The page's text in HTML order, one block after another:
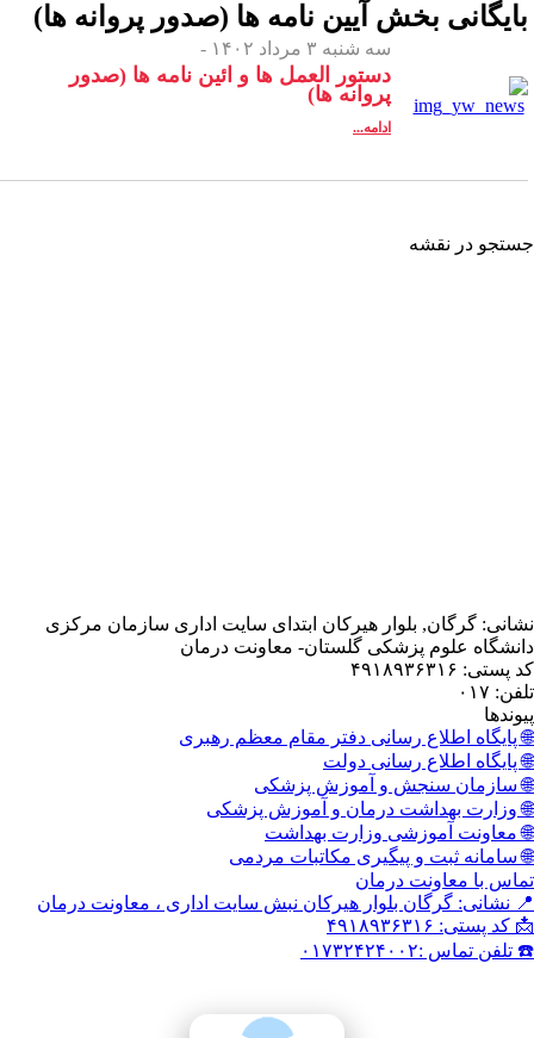
بخشآیین نامه ها (صدور پروانه ها)
دستور العمل ها و ائین نامه ها (صدور
پروانه ها)
بلوار هیرکان ابتدای سایت اداری سازمان مرکزی
پزشکی گلستان- معاونت درمان
رسانی دفتر مقام معظم رهبری
رسانی دولت
و آموزش پزشکی
درمان و آموزش پزشکی
وزارت بهداشت
و پیگیری مکاتبات مردمی
درمان
بلوار هیرکان نبش سایت اداری ، معاونت درمان